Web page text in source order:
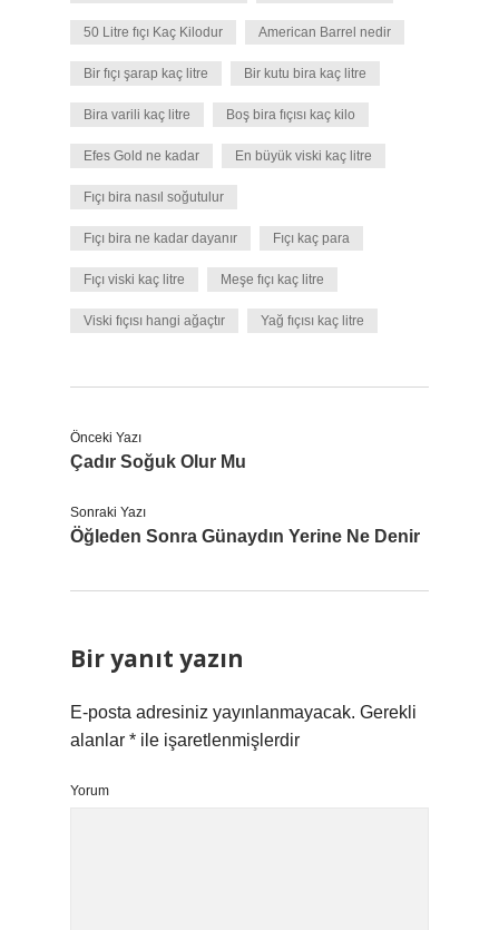
50 Litre fıçı Kaç Kilodur American Barrel nedir
Bir fıçı şarap kaç litre Bir kutu bira kaç litre
Bira varili kaç litre Boş bira fıçısı kaç kilo
Efes Gold ne kadar En büyük viski kaç litre
Fıçı bira nasıl soğutulur
Fıçı bira ne kadar dayanır Fıçı kaç para
Fıçı viski kaç litre Meşe fıçı kaç litre
Viski fıçısı hangi ağaçtır Yağ fıçısı kaç litre
Önceki Yazı
Çadır Soğuk Olur Mu
Sonraki Yazı
Öğleden Sonra Günaydın Yerine Ne Denir
Bir yanıt yazın
E-posta adresiniz yayınlanmayacak. Gerekli
alanlar * ile işaretlenmişlerdir
Yorum